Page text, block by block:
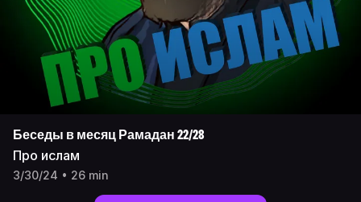
Беседы в месяц Рамадан 22/28
Про ислам
3/30/24 • 26 min